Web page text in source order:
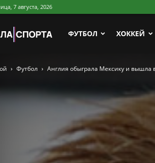
7 августа, 2026
Сила
Спорта
ФУТБОЛ ХОККЕЙ
Футбол Англия обыграла Мексику и вышла